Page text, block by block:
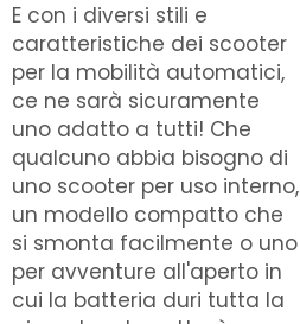
E con i diversi stili e
caratteristiche dei scooter
per la mobilità automatici,
ce ne sarà sicuramente
uno adatto a tutti! Che
qualcuno abbia bisogno di
uno scooter per uso interno,
un modello compatto che
si smonta facilmente o uno
per avventure all'aperto in
cui la batteria duri tutta la